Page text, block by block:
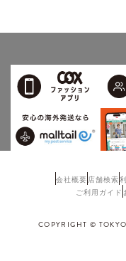
会社概要 店舗検索
ご利用ガイド
COPYRIGHT ©